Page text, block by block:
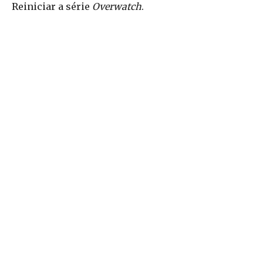
Reiniciar a série Overwatch.